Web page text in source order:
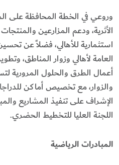
وروعي في الخطة المحافظة على
الأثرية، ودعم المزارعين
استثمارية للأهالي، فضلاً عن
العامة لأهالي وزوار المناطق،
أعمال الطرق والحلول المرورية
والزوار، مع تخصيص أماكن
الإشراف على تنفيذ المشاريع
اللجنة العليا للتخطيط الحضري.
المبادرات الرياضية